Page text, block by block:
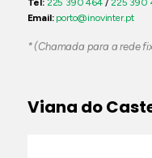
Tel: 225 390 464/225 390
Email: porto@inovinter.pt
* (Chamada para a rede
Viana do